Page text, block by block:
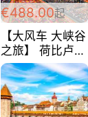
€488.00起
【大风车 大峡谷
之旅】 荷比卢德
法 巴黎上下 经
典五国四日游
488欧/人